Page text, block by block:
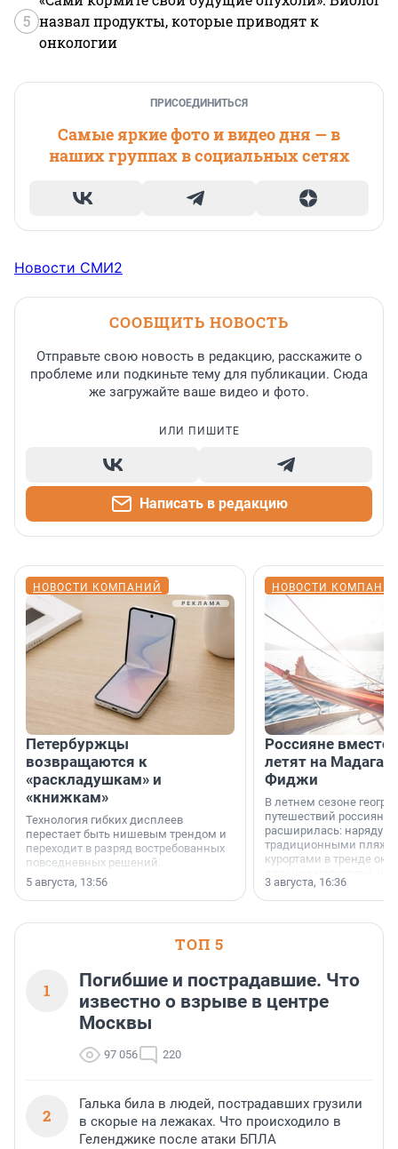
5 назвал продукты, которые приводят к
онкологии
ПРИСОЕДИНИТЬСЯ
Самые яркие фото и видео дня — в
наших группах в социальных сетях
Новости СМИ2
СООБЩИТЬ НОВОСТЬ
Отправьте свою новость в редакцию, расскажите о
проблеме или подкиньте тему для публикации. Сюда
же загружайте ваше видео и фото.
ИЛИ ПИШИТЕ
Написать в редакцию
НОВОСТИ КОМПАНИЙ
Петербуржцы
возвращаются к
«раскладушкам» и
«книжкам»
Технология гибких дисплеев
перестает быть нишевым трендом и
переходит в разряд востребованных
повседневных решений.
5 августа, 13:56
НОВОСТИ
Россияне вместо
летят на
Фиджи
В летнем сезоне
путешествий россиян
расширилась: наряду с
традиционными
курортами в тренде
острова Африки и Азии,
свидетельствуют
3 августа, 16:36
ТОП 5
1
Погибшие и пострадавшие. Что
известно о взрыве в центре
Москвы
97 056 220
2
Галька била в людей, пострадавших грузили
в скорые на лежаках. Что происходило в
Геленджике после атаки БПЛА